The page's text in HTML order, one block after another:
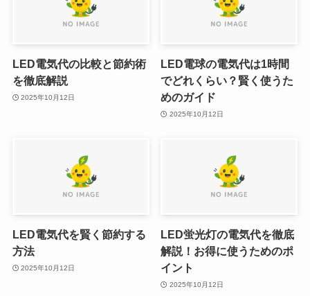
LED電気代の比較と節約術
を徹底解説
2025年10月12日
LED電球の電気代は1時間
でどれくらい？賢く使うた
めのガイド
2025年10月12日
LED電気代を賢く節約する
方法
2025年10月12日
LED蛍光灯の電気代を徹底
解説！お得に使うためのポ
イント
2025年10月12日